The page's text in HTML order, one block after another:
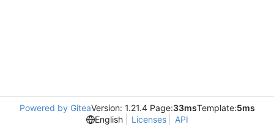
Powered by GiteaVersion: 1.21.4 Page:33msTemplate:5ms
English
Licenses API